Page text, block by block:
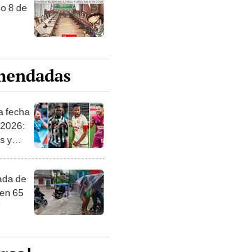
8 de
fecha
y
de
65